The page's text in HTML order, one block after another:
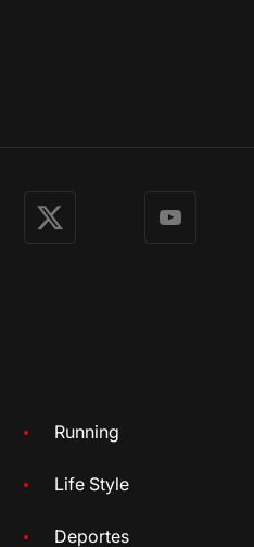
X YouTube
Running
Life Style
Deportes